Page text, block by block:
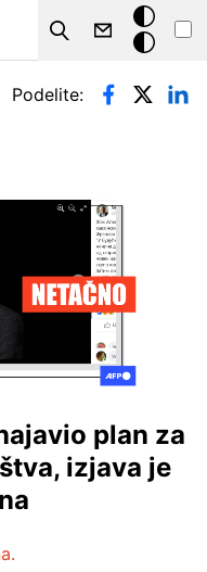
Search
Tamna
pozadina
Podelite:
plan za
izjava je